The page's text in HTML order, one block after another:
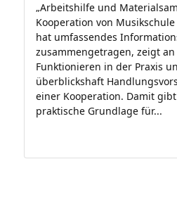
„Arbeitshilfe und
Kooperation von
hat umfassendes
zusammengetragen, zeigt
Funktionieren in der Praxis
überblickshaft
einer Kooperation. Damit
praktische Grundlage für...